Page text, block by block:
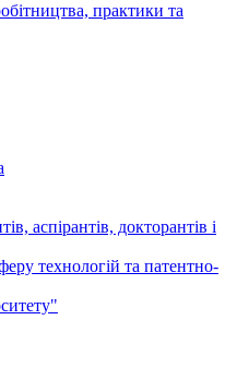
практики та
аспірантів, докторантів і
технологій та патентно-